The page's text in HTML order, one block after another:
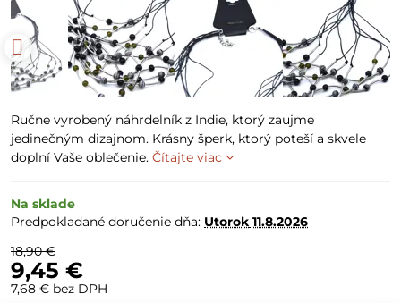
Ručne vyrobený náhrdelník z Indie, ktorý zaujme
jedinečným dizajnom. Krásny šperk, ktorý poteší a skvele
doplní Vaše oblečenie. Čítajte viac
Na sklade
Predpokladané doručenie dňa: Utorok 11.8.2026
18,90 €
9,45 €
7,68 € bez DPH